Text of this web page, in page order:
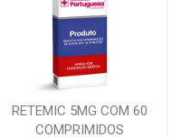
RETEMIC 5MG COM 60
COMPRIMIDOS